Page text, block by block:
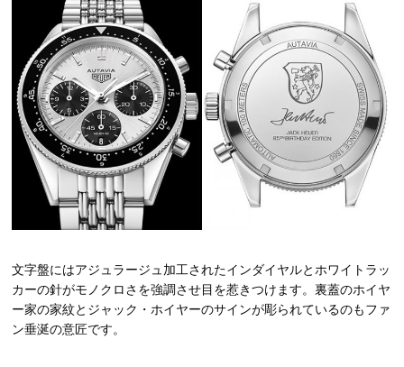
文字盤にはアジュラージュ加工されたインダイヤルとホワイトラッ
カーの針がモノクロさを強調させ目を惹きつけます。裏蓋のホイヤ
ー家の家紋とジャック・ホイヤーのサインが彫られているのもファ
ン垂涎の意匠です。